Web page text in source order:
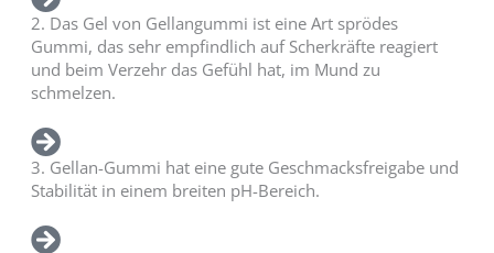
2. Das Gel von Gellangummi ist eine Art sprödes
Gummi, das sehr empfindlich auf Scherkräfte reagiert
und beim Verzehr das Gefühl hat, im Mund zu
schmelzen.
3. Gellan-Gummi hat eine gute Geschmacksfreigabe und
Stabilität in einem breiten pH-Bereich.